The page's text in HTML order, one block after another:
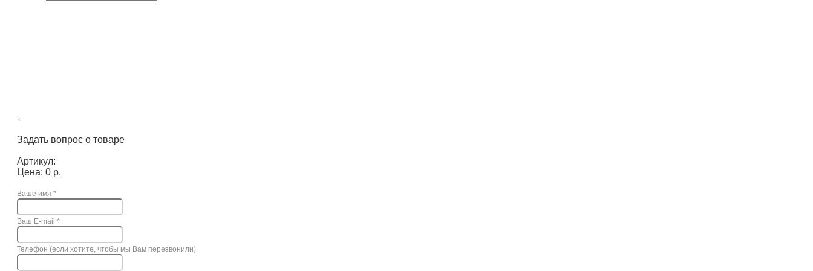
×
Задать вопрос о товаре
Артикул:
Цена: 0 р.
Ваше имя *
Ваш E-mail *
Телефон (если хотите, чтобы мы Вам перезвонили)